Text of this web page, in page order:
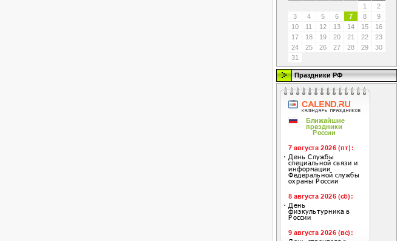
1
2
3
4 5 6 7 8
9
10
11 12 13 14 15
16
17
18 19 20 21 22
23
24
25 26 27 28 29
30
31
Праздники РФ